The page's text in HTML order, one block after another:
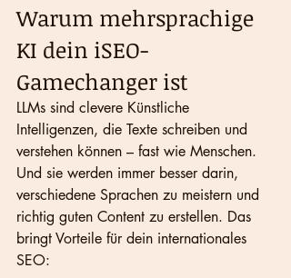
Warum mehrsprachige
KI dein iSEO-
Gamechanger ist
LLMs sind clevere Künstliche
Intelligenzen, die Texte schreiben und
verstehen können – fast wie Menschen.
Und sie werden immer besser darin,
verschiedene Sprachen zu meistern und
richtig guten Content zu erstellen. Das
bringt Vorteile für dein internationales
SEO: